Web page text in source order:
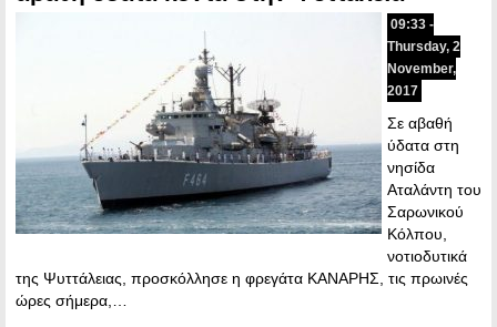
09:33 -
Thursday, 2
November,
2017
Σε αβαθή
ύδατα στη
νησίδα
Αταλάντη του
Σαρωνικού
Κόλπου,
νοτιοδυτικά
της Ψυττάλειας, προσκόλλησε η φρεγάτα ΚΑΝΑΡΗΣ, τις πρωινές
ώρες σήμερα,…